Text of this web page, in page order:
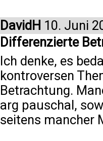
DavidH 10. Juni
Differenzierte
Ich denke, es
kontroversen
Betrachtung.
arg pauschal,
seitens mancher